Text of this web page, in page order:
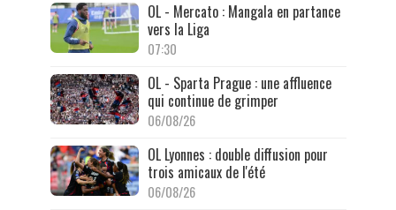
OL - Mercato : Mangala en partance
vers la Liga
07:30
OL - Sparta Prague : une affluence
qui continue de grimper
06/08/26
OL Lyonnes : double diffusion pour
trois amicaux de l'été
06/08/26